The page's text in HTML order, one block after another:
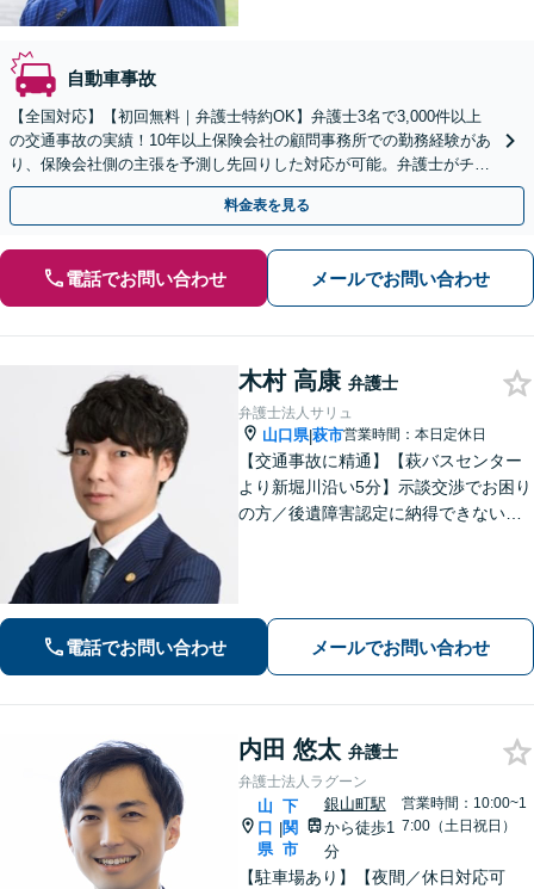
自動車事故
【全国対応】【初回無料｜弁護士特約OK】弁護士3名で3,000件以上
の交通事故の実績！10年以上保険会社の顧問事務所での勤務経験があ
り、保険会社側の主張を予測し先回りした対応が可能。弁護士がチー
ムとなり示談交渉、休業損害、後遺障害等に対応。
料金表を見る
電話でお問い合わせ メールでお問い合わせ
木村 高康 弁護士
弁護士法人サリュ
山口県|萩市営業時間：本日定休日
【交通事故に精通】【萩バスセンター
より新堀川沿い5分】示談交渉でお困り
の方／後遺障害認定に納得できない
療費打ち切り等。まずはお気軽にご相
談ください。
電話でお問い合わせ メールでお問い合わせ
内田 悠太 弁護士
弁護士法人ラグーン
山
口
県
|
下
関
市
銀山町駅
から徒歩1
分
営業時間：10:00~1
7:00（土日祝日）
【駐車場あり】【夜間／休日対応可